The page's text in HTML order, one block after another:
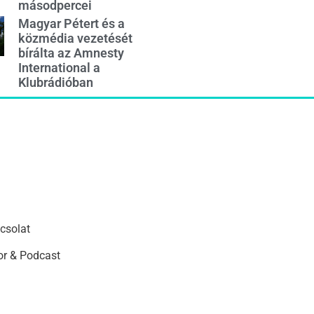
másodpercei
Magyar Pétert és a
közmédia vezetését
bírálta az Amnesty
International a
Klubrádióban
& Podcast